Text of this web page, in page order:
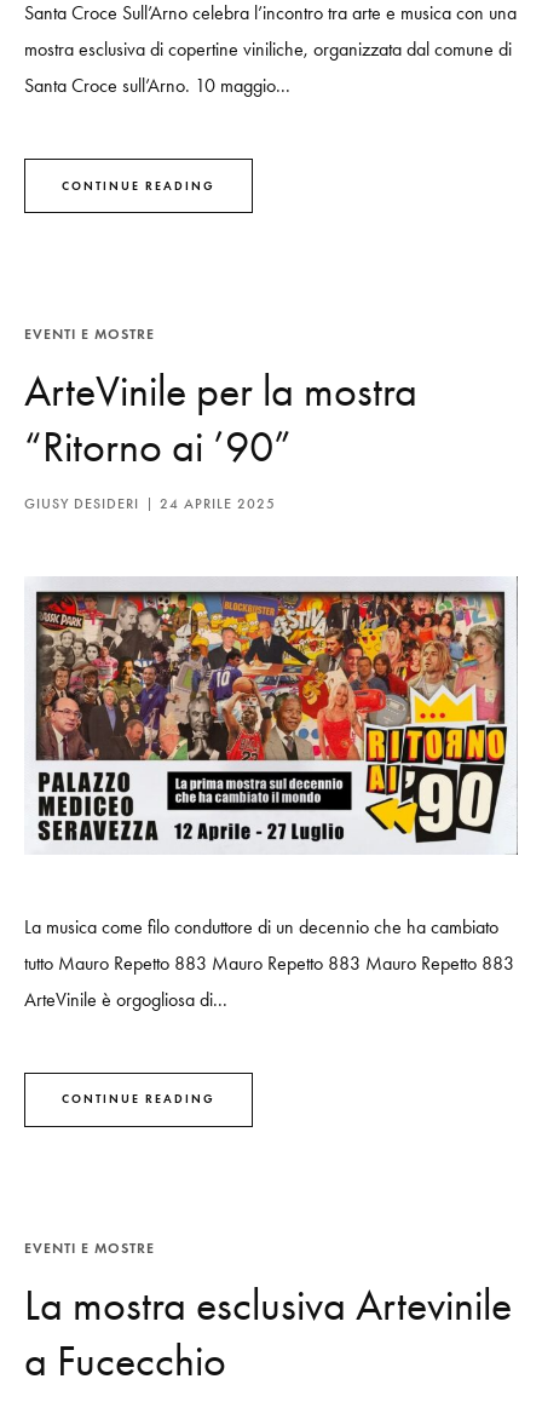
Santa Croce Sull’Arno celebra l’incontro tra arte e musica con una
mostra esclusiva di copertine viniliche, organizzata dal comune di
Santa Croce sull’Arno. 10 maggio...
CONTINUE READING
EVENTI E MOSTRE
ArteVinile per la mostra
“Ritorno ai ’90”
GIUSY DESIDERI 24 APRILE 2025
La musica come filo conduttore di un decennio che ha cambiato
tutto Mauro Repetto 883 Mauro Repetto 883 Mauro Repetto 883
ArteVinile è orgogliosa di...
CONTINUE READING
EVENTI E MOSTRE
La mostra esclusiva Artevinile
a Fucecchio